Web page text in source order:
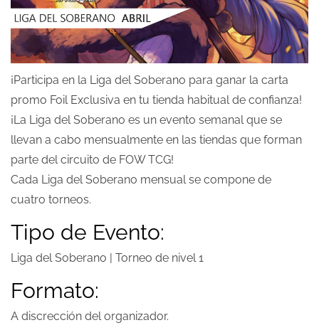
¡Participa en la Liga del Soberano para ganar la carta
promo Foil Exclusiva en tu tienda habitual de confianza!
¡La Liga del Soberano es un evento semanal que se
llevan a cabo mensualmente en las tiendas que forman
parte del circuito de FOW TCG!
Cada Liga del Soberano mensual se compone de
cuatro torneos.
Tipo de Evento:
Liga del Soberano | Torneo de nivel 1
Formato:
A discrección del organizador.